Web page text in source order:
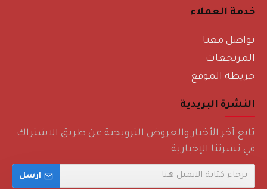
خدمة العملاء
تواصل معنا
المرتجعات
خريطة الموقع
النشرة البريدية
تابع آخر الأخبار والعروض الترويجية عن طريق الاشتراك
في نشرتنا الإخبارية
ارسل